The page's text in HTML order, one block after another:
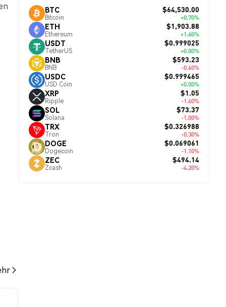
BTC
Bitcoin
$64,530.00
+0.70%
ETH
Ethereum
$1,903.88
+1.60%
USDT
TetherUS
$0.999025
+0.00%
BNB
BNB
$593.23
-0.60%
USDC
USD Coin
$0.999465
+0.00%
XRP
Ripple
$1.05
-1.60%
SOL
Solana
$73.37
-1.00%
TRX
Tron
$0.326988
-0.30%
DOGE
Dogecoin
$0.069061
-1.10%
ZEC
Zcash
$494.14
-4.20%